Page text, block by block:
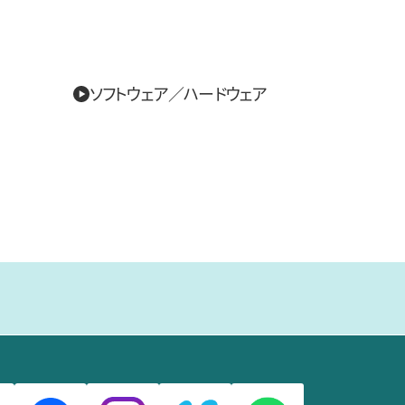
ソフトウェア／ハードウェア